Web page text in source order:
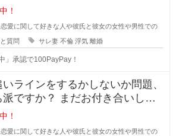
！
恋愛に関して好きな人や彼氏と彼女の女性や男性での
質問 サレ妻 不倫 浮気 離婚
」承認で100PayPay！
ラインをするかしないか問題、
だお付き合いして
きな人への
！
恋愛に関して好きな人や彼氏と彼女の女性や男性での